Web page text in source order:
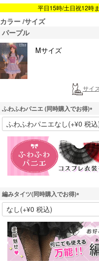
平日15時/土日祝12時
カラー サイズ
パープル
Mサイズ
サイ
ふわふわパニエ (同時購入でお得)
(
必
)
編みタイツ(同時購入でお得)
(
必
須
)